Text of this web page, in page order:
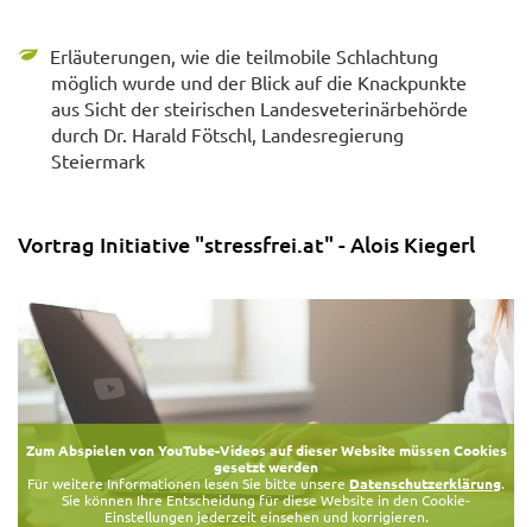
Erläuterungen, wie die teilmobile Schlachtung
möglich wurde und der Blick auf die Knackpunkte
aus Sicht der steirischen Landesveterinärbehörde
durch Dr. Harald Fötschl, Landesregierung
Steiermark
Vortrag Initiative "stressfrei.at" - Alois Kiegerl
Zum Abspielen von YouTube-Videos auf dieser Website müssen Cookies
gesetzt werden
Für weitere Informationen lesen Sie bitte unsereDatenschutzerklärung.
Sie können Ihre Entscheidung für diese Website in den Cookie-
Einstellungen jederzeit einsehen und korrigieren.